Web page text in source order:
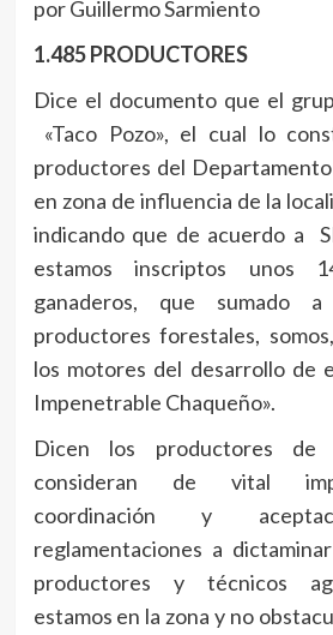
por Guillermo Sarmiento
1.485 PRODUCTORES
Dice el documento que el
«Taco Pozo», el cual lo
productores del
en zona de influencia de la
indicando que de acuerdo a
estamos inscriptos unos
ganaderos, que sumado
productores forestales,
los motores del desarrollo de
Impenetrable Chaqueño».
Dicen los productores de
consideran de vital
coordinación y
reglamentaciones a
productores y técnicos
estamos en la zona y no